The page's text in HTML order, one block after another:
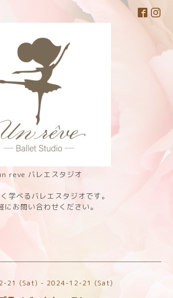
reve バレエスタジオ
学べるバレエスタジオです。
にお問い合わせください。
21 (Sat) - 2024-12-21 (Sat)